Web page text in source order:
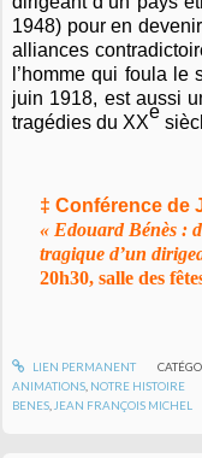
1948) pour en
alliances
l’homme qui foula
juin 1918, est aussi
tragédies du XXe
‡ Conférence de
« Edouard Bénès :
tragique d’un
20h30, salle des
LIEN PERMANENT
ANIMATIONS NOTRE HISTOIRE
BENES JEAN FRANÇOIS MICHEL